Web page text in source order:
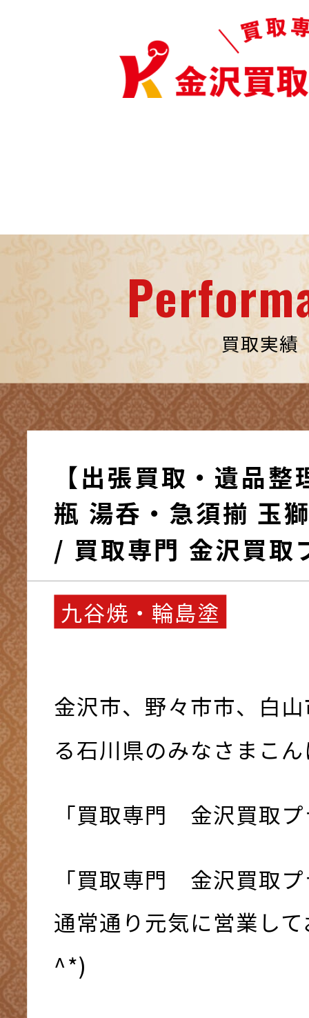
買取実績
【出張買取・遺品
瓶 湯呑・急須揃 玉獅子 大盃 買取
/ 買取専門 金沢買取
九谷焼・輪島塗
金沢市、野々市市、白
る石川県のみなさまこ
「買取専門 金沢買取
「買取専門 金沢買取
通常通り元気に営業し
^*)